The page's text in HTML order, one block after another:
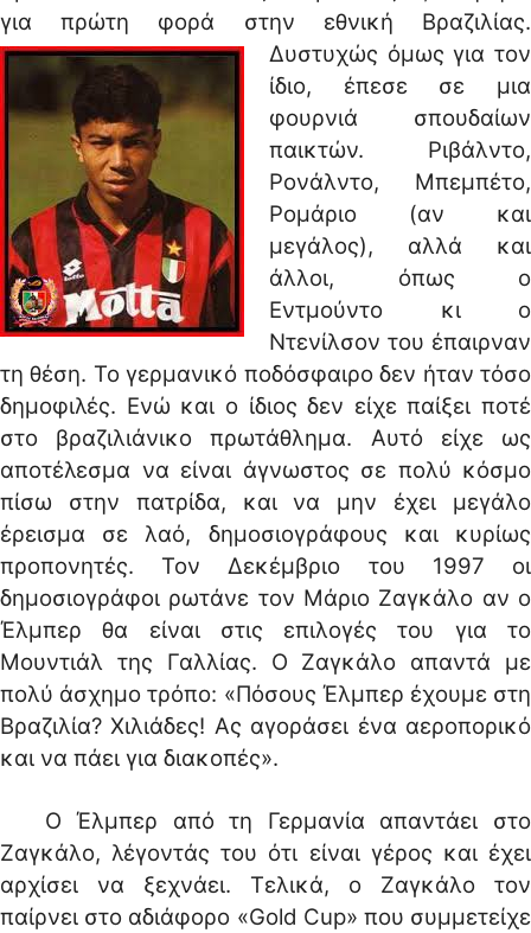
για πρώτη φορά στην εθνική Βραζιλίας.
Δυστυχώς όμως για τον
ίδιο, έπεσε σε μια
φουρνιά σπουδαίων
παικτών. Ριβάλντο,
Ρονάλντο, Μπεμπέτο,
Ρομάριο (αν και
μεγάλος), αλλά και
άλλοι, όπως ο
Εντμούντο κι ο
Ντενίλσον του έπαιρναν
τη θέση. Το γερμανικό ποδόσφαιρο δεν ήταν τόσο
δημοφιλές. Ενώ και ο ίδιος δεν είχε παίξει ποτέ
στο βραζιλιάνικο πρωτάθλημα. Αυτό είχε ως
αποτέλεσμα να είναι άγνωστος σε πολύ κόσμο
πίσω στην πατρίδα, και να μην έχει μεγάλο
έρεισμα σε λαό, δημοσιογράφους και κυρίως
προπονητές. Τον Δεκέμβριο του 1997 οι
δημοσιογράφοι ρωτάνε τον Μάριο Ζαγκάλο αν ο
Έλμπερ θα είναι στις επιλογές του για το
Μουντιάλ της Γαλλίας. Ο Ζαγκάλο απαντά με
πολύ άσχημο τρόπο: «Πόσους Έλμπερ έχουμε στη
Βραζιλία? Χιλιάδες! Ας αγοράσει ένα αεροπορικό
και να πάει για διακοπές».
Ο Έλμπερ από τη Γερμανία απαντάει στο
Ζαγκάλο, λέγοντάς του ότι είναι γέρος και έχει
αρχίσει να ξεχνάει. Τελικά, ο Ζαγκάλο τον
παίρνει στο αδιάφορο «Gold Cup» που συμμετείχε